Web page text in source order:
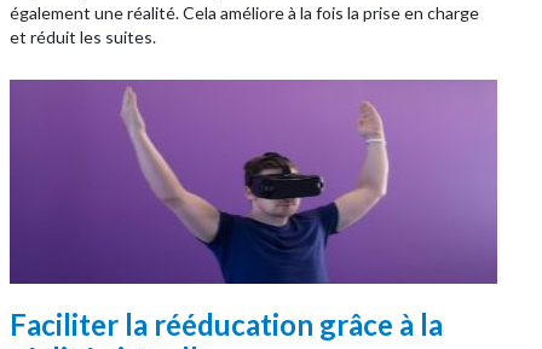
également une réalité. Cela améliore à la fois la prise en charge
et réduit les suites.
Faciliter la rééducation grâce à la